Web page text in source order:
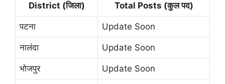
District (जिला) Total Posts (कुल पद)
पटना Update Soon
नालंदा Update Soon
भोजपुर Update Soon